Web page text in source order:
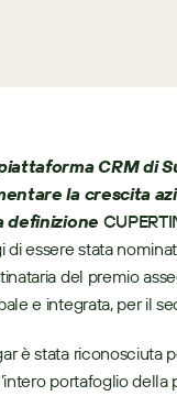
CRM di
la crescita
definizione
di essere stata
del premio
e integrata, per il
è stata riconosciuta
portafoglio della